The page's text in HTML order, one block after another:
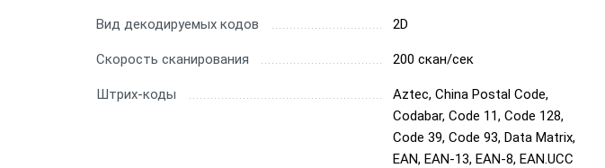
Вид декодируемых кодов 2D
Скорость сканирования 200 скан/сек
Штрих-коды
Aztec, China Postal Code,
Codabar, Code 11, Code 128,
Code 39, Code 93, Data Matrix,
EAN, EAN-13, EAN-8, EAN.UCC